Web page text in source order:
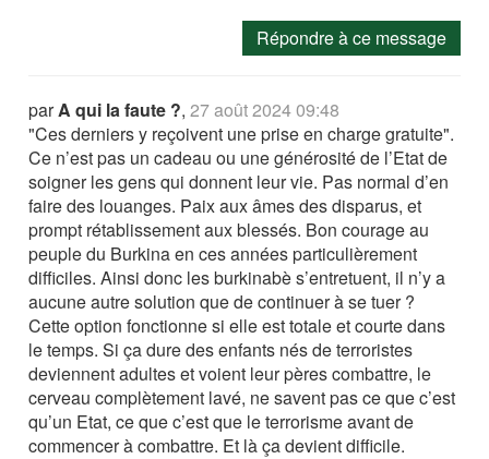
Répondre à ce message
parA qui la faute ?,27 août 2024 09:48
"Ces derniers y reçoivent une prise en charge gratuite".
Ce n’est pas un cadeau ou une générosité de l’Etat de
soigner les gens qui donnent leur vie. Pas normal d’en
faire des louanges. Paix aux âmes des disparus, et
prompt rétablissement aux blessés. Bon courage au
peuple du Burkina en ces années particulièrement
difficiles. Ainsi donc les burkinabè s’entretuent, il n’y a
aucune autre solution que de continuer à se tuer ?
Cette option fonctionne si elle est totale et courte dans
le temps. Si ça dure des enfants nés de terroristes
deviennent adultes et voient leur pères combattre, le
cerveau complètement lavé, ne savent pas ce que c’est
qu’un Etat, ce que c’est que le terrorisme avant de
commencer à combattre. Et là ça devient difficile.